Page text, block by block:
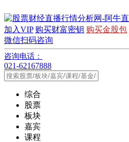
加入VIP 购买财富密钥 购买金股包
微信扫码咨询
咨询电话：
021-62167888
综合
股票
板块
嘉宾
课程